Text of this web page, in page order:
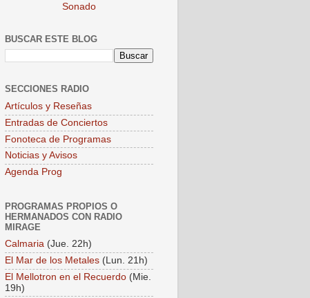
Sonado
BUSCAR ESTE BLOG
SECCIONES RADIO
Artículos y Reseñas
Entradas de Conciertos
Fonoteca de Programas
Noticias y Avisos
Agenda Prog
PROGRAMAS PROPIOS O
HERMANADOS CON RADIO
MIRAGE
Calmaria (Jue. 22h)
El Mar de los Metales (Lun. 21h)
El Mellotron en el Recuerdo (Mie.
19h)